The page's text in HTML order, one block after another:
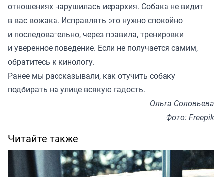
отношениях нарушилась иерархия. Собака не видит
в вас вожака. Исправлять это нужно спокойно
и последовательно, через правила, тренировки
и уверенное поведение. Если не получается самим,
обратитесь к кинологу.
Ранее мы рассказывали, как отучить собаку
подбирать на улице всякую гадость.
Ольга Соловьева
Фото: Freepik
Читайте также